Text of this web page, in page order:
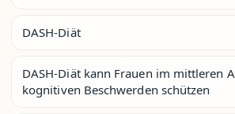
DASH-Diät
DASH-Diät kann Frauen im mittleren
kognitiven Beschwerden schützen